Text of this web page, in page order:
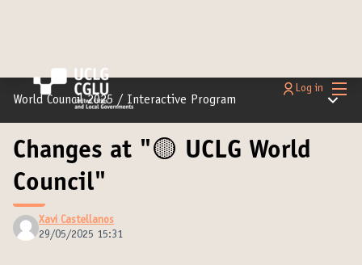
Main
Log in
World Council 2025 / Interactive Program Main
Changes at "🟡 UCLG World
Council"
Xavi Castellanos
29/05/2025 15:31